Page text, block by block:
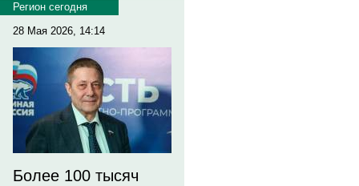
Регион сегодня
28 Мая 2026, 14:14
Более 100 тысяч